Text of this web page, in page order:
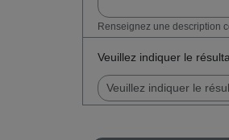
Renseignez une description
Veuillez indiquer le